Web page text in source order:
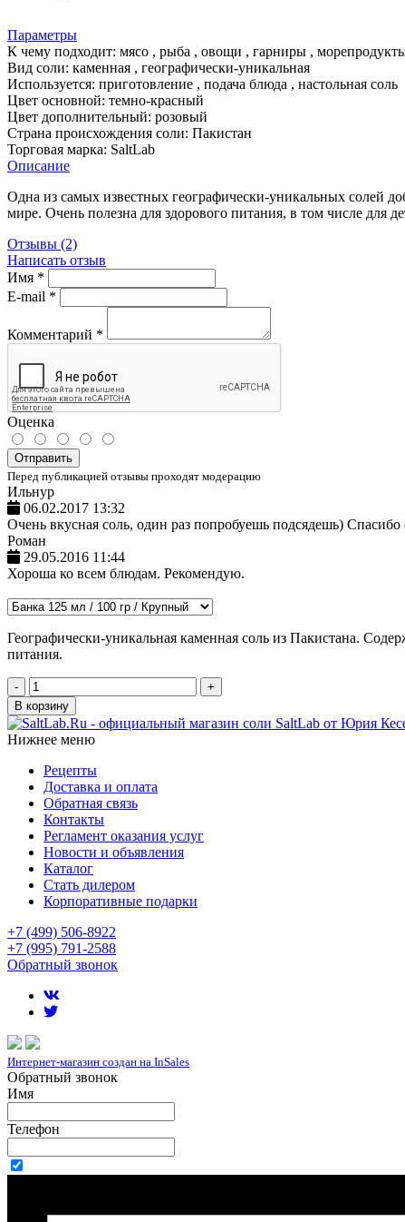
Параметры
К чему подходит: мясо , рыба , овощи , гарниры ,
Вид соли: каменная , географически-уникальная
Используется: приготовление , подача блюда , настольная соль
Цвет основной: темно-красный
Цвет дополнительный: розовый
Страна происхождения соли: Пакистан
Торговая марка: SaltLab
Описание
Одна из самых известных географически-уникальных солей
мире. Очень полезна для здорового питания, в том числе для
Отзывы (2)
Написать отзыв
Имя *
E-mail *
Комментарий *
Оценка
Отправить
Перед публикацией отзывы проходят модерацию
Ильнур
06.02.2017 13:32
Очень вкусная соль, один раз попробуешь подсядешь) Спасибо
Роман
29.05.2016 11:44
Хороша ко всем блюдам. Рекомендую.
Географически-уникальная каменная соль из Пакистана.
питания.
-
+
В корзину
Нижнее меню
Рецепты
Доставка и оплата
Обратная связь
Контакты
Регламент оказания услуг
Новости и объявления
Каталог
Стать дилером
Корпоративные подарки
+7 (499) 506-8922
+7 (995) 791-2588
Обратный звонок
Интернет-магазин создан на InSales
Обратный звонок
Имя
Телефон